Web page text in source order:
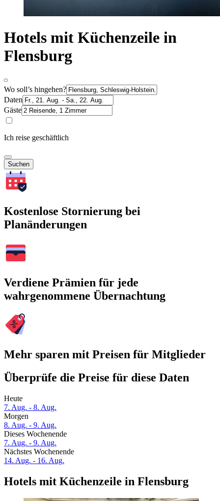
Hotels mit Küchenzeile in
Flensburg
Wo soll’s hingehen?
Daten
Gäste
Ich reise geschäftlich
Suchen
Kostenlose Stornierung bei
Planänderungen
Verdiene Prämien für jede
wahrgenommene Übernachtung
Mehr sparen mit Preisen für Mitglieder
Überprüfe die Preise für diese Daten
Heute
7. Aug. - 8. Aug.
Morgen
8. Aug. - 9. Aug.
Dieses Wochenende
7. Aug. - 9. Aug.
Nächstes Wochenende
14. Aug. - 16. Aug.
Hotels mit Küchenzeile in Flensburg